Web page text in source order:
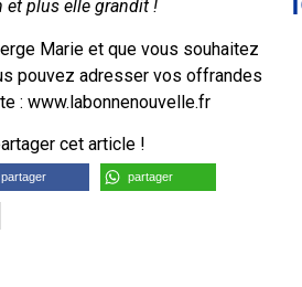
et plus elle grandit !
Marie et que vous souhaitez
pouvez adresser vos offrandes
: www.labonnenouvelle.fr
cet article !
partager partager